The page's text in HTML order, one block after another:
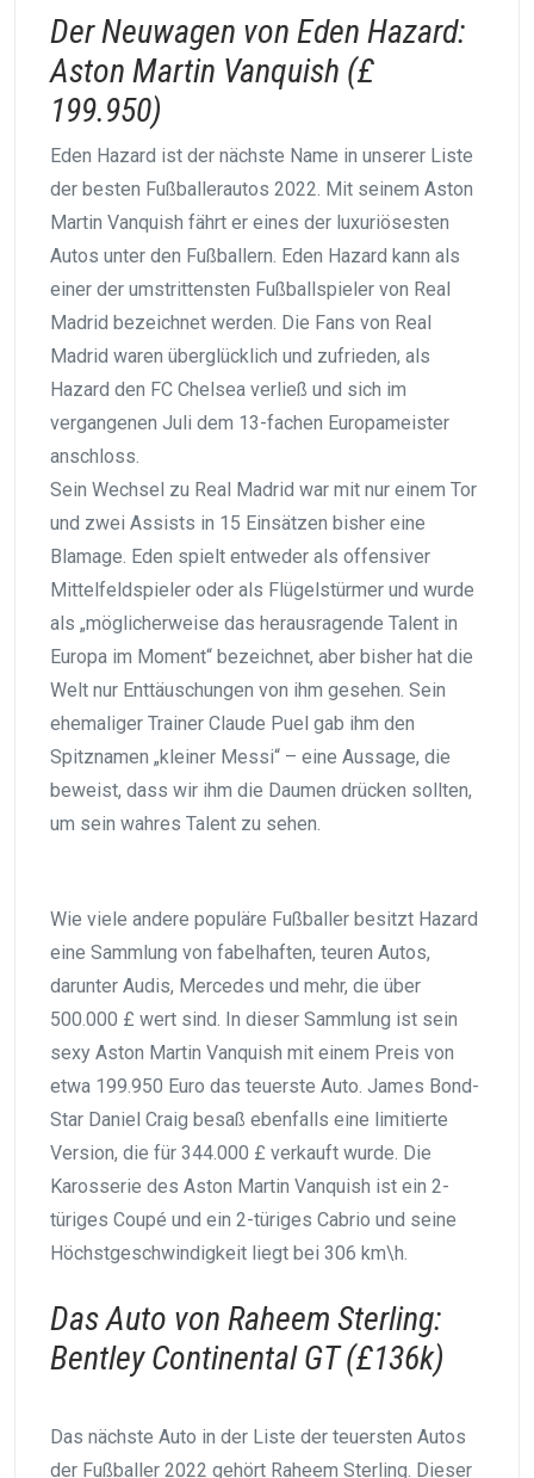
Der Neuwagen von Eden Hazard:
Aston Martin Vanquish (£
199.950)
Eden Hazard ist der nächste Name in unserer Liste
der besten Fußballerautos 2022. Mit seinem Aston
Martin Vanquish fährt er eines der luxuriösesten
Autos unter den Fußballern. Eden Hazard kann als
einer der umstrittensten Fußballspieler von Real
Madrid bezeichnet werden. Die Fans von Real
Madrid waren überglücklich und zufrieden, als
Hazard den FC Chelsea verließ und sich im
vergangenen Juli dem 13-fachen Europameister
anschloss.
Sein Wechsel zu Real Madrid war mit nur einem Tor
und zwei Assists in 15 Einsätzen bisher eine
Blamage. Eden spielt entweder als offensiver
Mittelfeldspieler oder als Flügelstürmer und wurde
als „möglicherweise das herausragende Talent in
Europa im Moment“ bezeichnet, aber bisher hat die
Welt nur Enttäuschungen von ihm gesehen. Sein
ehemaliger Trainer Claude Puel gab ihm den
Spitznamen „kleiner Messi“ – eine Aussage, die
beweist, dass wir ihm die Daumen drücken sollten,
um sein wahres Talent zu sehen.
Wie viele andere populäre Fußballer besitzt Hazard
eine Sammlung von fabelhaften, teuren Autos,
darunter Audis, Mercedes und mehr, die über
500.000 £ wert sind. In dieser Sammlung ist sein
sexy Aston Martin Vanquish mit einem Preis von
etwa 199.950 Euro das teuerste Auto. James Bond-
Star Daniel Craig besaß ebenfalls eine limitierte
Version, die für 344.000 £ verkauft wurde. Die
Karosserie des Aston Martin Vanquish ist ein 2-
türiges Coupé und ein 2-türiges Cabrio und seine
Höchstgeschwindigkeit liegt bei 306 km\h.
Das Auto von Raheem Sterling:
Bentley Continental GT (£136k)
Das nächste Auto in der Liste der teuersten Autos
der Fußballer 2022 gehört Raheem Sterling. Dieser